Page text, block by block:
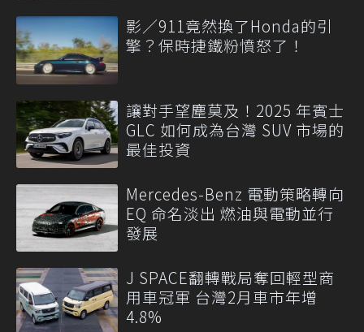
影／911竟然換了Honda的引
擎？保時捷鐵粉憤怒了！
讓對手望塵莫及！2025 年賓士
GLC 如何成為台灣 SUV 市場的
最佳投資
Mercedes-Benz 電動策略轉向
EQ 命名淡出 燃油與電動並行
發展
J SPACE翻轉戰局奪回輕型商
用車冠軍 台灣2月車市年增
4.8%